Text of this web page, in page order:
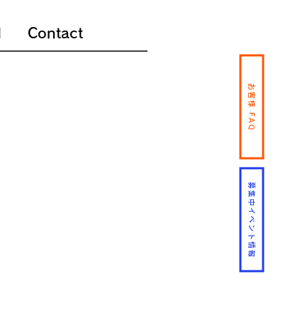
募集中イベント情報
お客様 FAQ
Contact